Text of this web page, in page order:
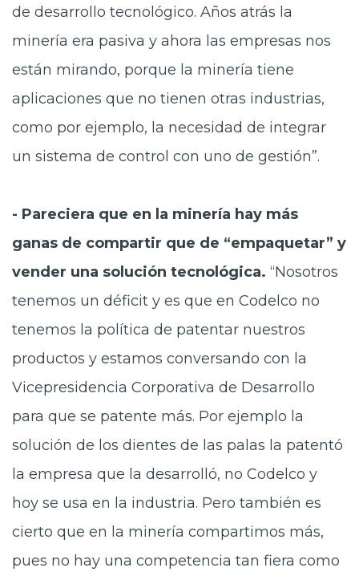
de desarrollo tecnológico. Años atrás la
minería era pasiva y ahora las empresas nos
están mirando, porque la minería tiene
aplicaciones que no tienen otras industrias,
como por ejemplo, la necesidad de integrar
un sistema de control con uno de gestión”.
- Pareciera que en la minería hay más
ganas de compartir que de “empaquetar” y
vender una solución tecnológica. “Nosotros
tenemos un déficit y es que en Codelco no
tenemos la política de patentar nuestros
productos y estamos conversando con la
Vicepresidencia Corporativa de Desarrollo
para que se patente más. Por ejemplo la
solución de los dientes de las palas la patentó
la empresa que la desarrolló, no Codelco y
hoy se usa en la industria. Pero también es
cierto que en la minería compartimos más,
pues no hay una competencia tan fiera como